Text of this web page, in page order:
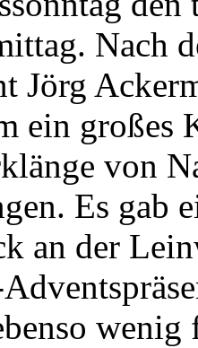
Nach
Jörg
ein großes
von
Es gab
an der